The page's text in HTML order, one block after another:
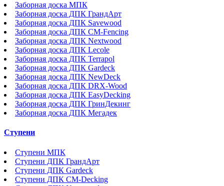
Заборная доска МПК
Заборная доска ДПК ГрандАрт
Заборная доска ДПК Savewood
Заборная доска ДПК CM-Fencing
Заборная доска ДПК Nextwood
Заборная доска ДПК Lecole
Заборная доска ДПК Terrapol
Заборная доска ДПК Gardeck
Заборная доска ДПК NewDeck
Заборная доска ДПК DRX-Wood
Заборная доска ДПК EasyDecking
Заборная доска ДПК ГринДекинг
Заборная доска ДПК Мегадек
Ступени
Ступени МПК
Ступени ДПК ГрандАрт
Ступени ДПК Gardeck
Ступени ДПК CM-Decking